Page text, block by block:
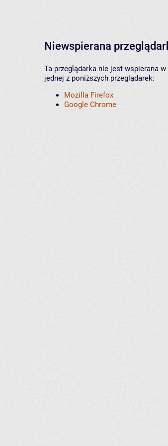
Niewspierana
Ta przeglądarka nie jest wspierana
jednej z poniższych przeglądarek:
Mozilla Firefox
Google Chrome